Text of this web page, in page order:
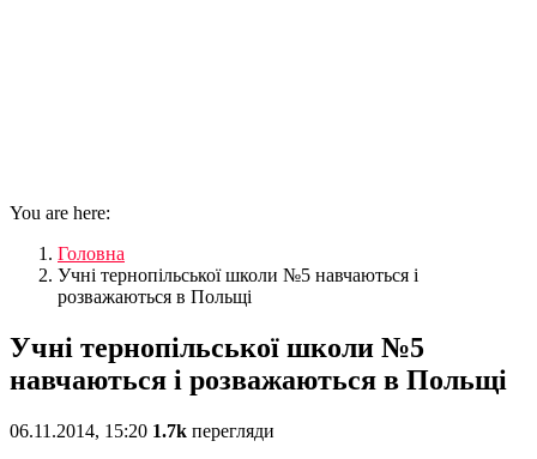
You are here:
Головна
Учні тернопільської школи №5 навчаються і
розважаються в Польщі
Учні тернопільської школи №5
навчаються і розважаються в Польщі
06.11.2014, 15:20 1.7k перегляди